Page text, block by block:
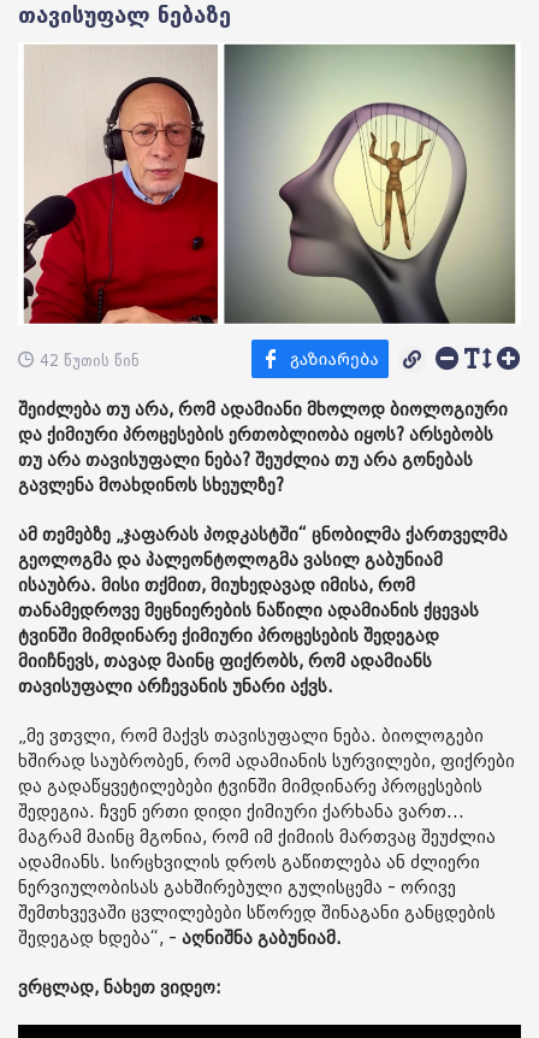
თავისუფალ ნებაზე
42 წუთის წინ
შეიძლება თუ არა, რომ ადამიანი მხოლოდ ბიოლოგიური
და ქიმიური პროცესების ერთობლიობა იყოს? არსებობს
თუ არა თავისუფალი ნება? შეუძლია თუ არა გონებას
გავლენა მოახდინოს სხეულზე?
ამ თემებზე „ჯაფარას პოდკასტში“ ცნობილმა ქართველმა
გეოლოგმა და პალეონტოლოგმა ვასილ გაბუნიამ
ისაუბრა. მისი თქმით, მიუხედავად იმისა, რომ
თანამედროვე მეცნიერების ნაწილი ადამიანის ქცევას
ტვინში მიმდინარე ქიმიური პროცესების შედეგად
მიიჩნევს, თავად მაინც ფიქრობს, რომ ადამიანს
თავისუფალი არჩევანის უნარი აქვს.
„მე ვთვლი, რომ მაქვს თავისუფალი ნება. ბიოლოგები
ხშირად საუბრობენ, რომ ადამიანის სურვილები, ფიქრები
და გადაწყვეტილებები ტვინში მიმდინარე პროცესების
შედეგია. ჩვენ ერთი დიდი ქიმიური ქარხანა ვართ...
მაგრამ მაინც მგონია, რომ იმ ქიმიის მართვაც შეუძლია
ადამიანს. სირცხვილის დროს გაწითლება ან ძლიერი
ნერვიულობისას გახშირებული გულისცემა - ორივე
შემთხვევაში ცვლილებები სწორედ შინაგანი განცდების
შედეგად ხდება“, - აღნიშნა გაბუნიამ.
ვრცლად, ნახეთ ვიდეო: